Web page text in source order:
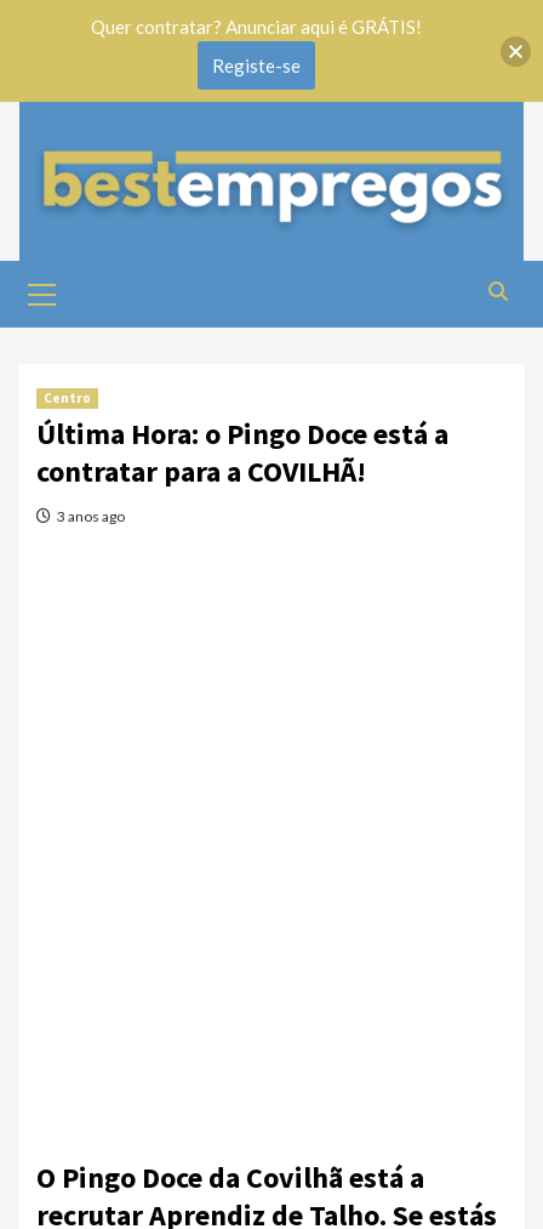
Centro
Última Hora: o Pingo Doce está a
contratar para a COVILHÃ!
3 anos ago
O Pingo Doce da Covilhã está a
recrutar Aprendiz de Talho. Se estás
Quer contratar? Anunciar aqui é GRÁTIS!
Registe-se